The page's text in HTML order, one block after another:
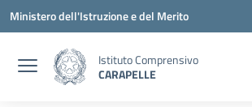
Vai ai contenuti
Vai al menu di navigazione
Vai al footer
Ministero dell'Istruzione e del Merito
Istituto Comprensivo
CARAPELLE